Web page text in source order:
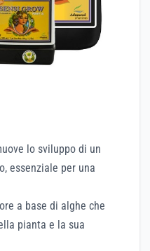
lo sviluppo di un
essenziale per una
a base di alghe che
pianta e la sua